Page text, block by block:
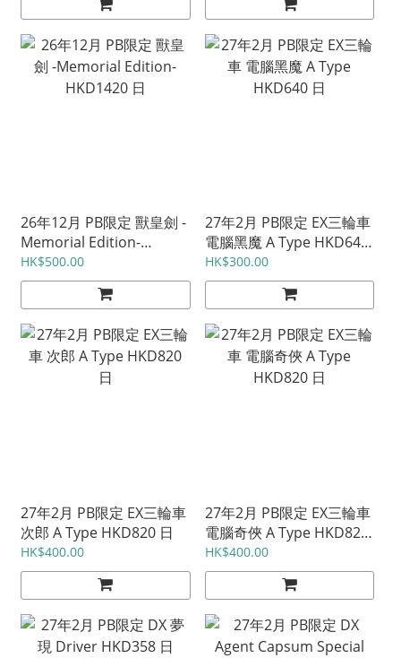
26年12月 PB限定 獸皇劍 -
Memorial Edition-
HKD1420 日
HK$500.00
27年2月 PB限定 EX三輪車
電腦黑魔 A Type HKD640
日
HK$300.00
27年2月 PB限定 EX三輪車
次郎 A Type HKD820 日
HK$400.00
27年2月 PB限定 EX三輪車
電腦奇俠 A Type HKD820
日
HK$400.00